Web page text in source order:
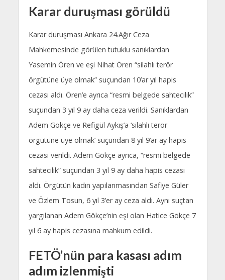
Karar duruşması görüldü
Karar duruşması Ankara 24.Ağır Ceza
Mahkemesinde görülen tutuklu sanıklardan
Yasemin Ören ve eşi Nihat Ören “silahlı terör
örgütüne üye olmak” suçundan 10’ar yıl hapis
cezası aldı. Ören’e ayrıca “resmi belgede sahtecilik”
suçundan 3 yıl 9 ay daha ceza verildi. Sanıklardan
Adem Gökçe ve Refigül Aykış’a ‘silahlı terör
örgütüne üye olmak’ suçundan 8 yıl 9’ar ay hapis
cezası verildi. Adem Gökçe ayrıca, “resmi belgede
sahtecilik” suçundan 3 yıl 9 ay daha hapis cezası
aldı. Örgütün kadın yapılanmasından Safiye Güler
ve Özlem Tosun, 6 yıl 3’er ay ceza aldı. Aynı suçtan
yargılanan Adem Gökçe’nin eşi olan Hatice Gökçe 7
yıl 6 ay hapis cezasına mahkum edildi.
FETÖ’nün para kasası adım
adım izlenmişti